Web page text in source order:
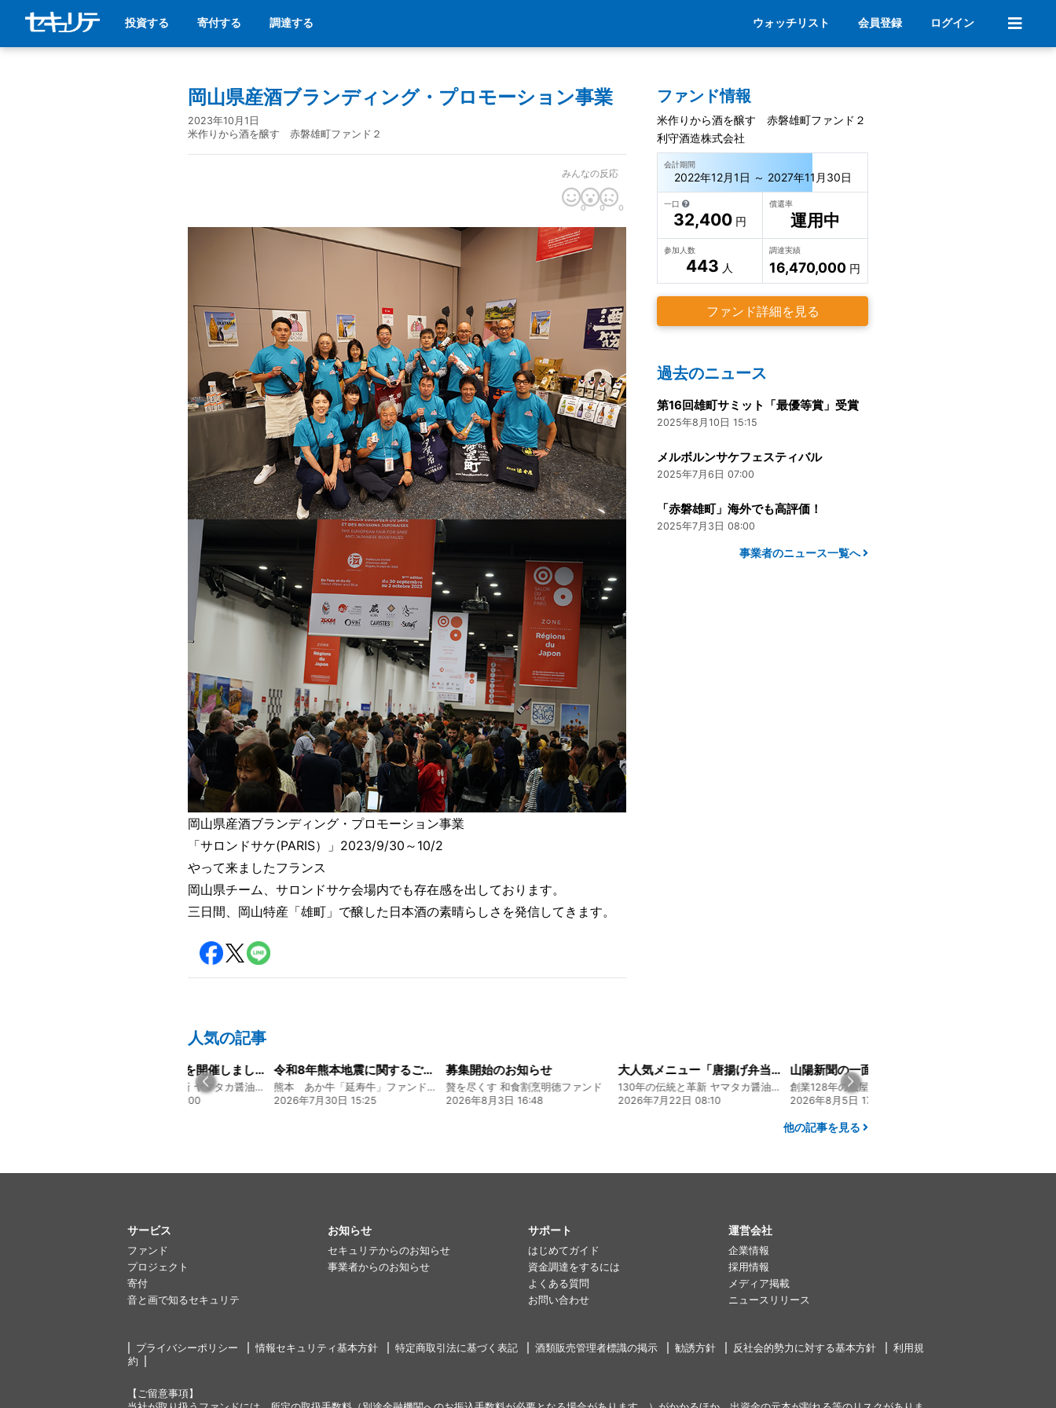
投資する 寄付する 調達する ウォッチリスト 会員登録 ログイン
岡山県産酒ブランディング・プロモーション事業
2023年10月1日
米作りから酒を醸す 赤磐雄町ファンド２
みんなの反応
0 0 0
岡山県産酒ブランディング・プロモーション事業
「サロンドサケ(PARIS）」2023/9/30～10/2
やって来ましたフランス
岡山県チーム、サロンドサケ会場内でも存在感を出しております。
三日間、岡山特産「雄町」で醸した日本酒の素晴らしさを発信してきます。
ファンド情報
米作りから酒を醸す 赤磐雄町ファンド２
利守酒造株式会社
会計期間
2022年12月1日 ～ 2027年11月30日
一口
32,400円
償還率
運用中
参加人数
443 人
調達実績
16,470,000 円
ファンド詳細を見る
過去のニュース
第16回雄町サミット「最優等賞」受賞
2025年8月10日 15:15
メルボルンサケフェスティバル
2025年7月6日 07:00
「赤磐雄町」海外でも高評価！
2025年7月3日 08:00
事業者のニュース一覧へ
人気の記事
令和8年熊本地震に関するご報告
熊本 あか牛「延寿牛」ファンド2026
2026年7月30日 15:25
募集開始のお知らせ
贅を尽くす 和食割烹明徳ファンド
2026年8月3日 16:48
130年の伝統と革新 ヤマタカ醤油ファンド
2026年7月22日 08:10
山陽新聞の一面に掲載いただきました！
創業128年の魚屋 倉敷「魚春」ファンド
2026年8月5日 17:24
2026年8月4日 20:00
他の記事を見る
サービス
ファンド
プロジェクト
寄付
音と画で知るセキュリテ
お知らせ
セキュリテからのお知らせ
事業者からのお知らせ
サポート
はじめてガイド
資金調達をするには
よくある質問
お問い合わせ
運営会社
企業情報
採用情報
メディア掲載
ニュースリリース
プライバシーポリシー 情報セキュリティ基本方針 特定商取引法に基づく表記 酒類販売管理者標識の掲示 勧誘方針 反社会的勢力に対する基本方針
利用規
約
【ご留意事項】